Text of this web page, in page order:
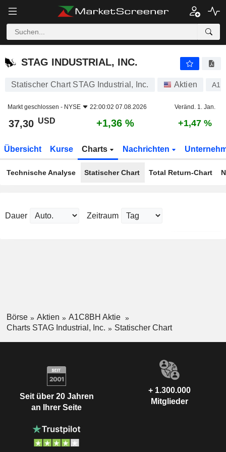
STAG INDUSTRIAL, INC.
STAG INDUSTRIAL, INC.
Statischer Chart STAG Industrial, Inc. Aktien
Markt geschlossen - NYSE 22:00:02 07.08.2026 Veränd. 1. Jan.
37,30 USD +1,36 % +1,47 %
Übersicht Kurse Charts Nachrichten
Technische Analyse Statischer Chart Total Return-Chart
Dauer Zeitraum
Börse Aktien
A1C8BH Aktie
Charts STAG Industrial, Inc.
Statischer Chart
Seit über 20 Jahren
an Ihrer Seite
+ 1.300.000
Mitglieder